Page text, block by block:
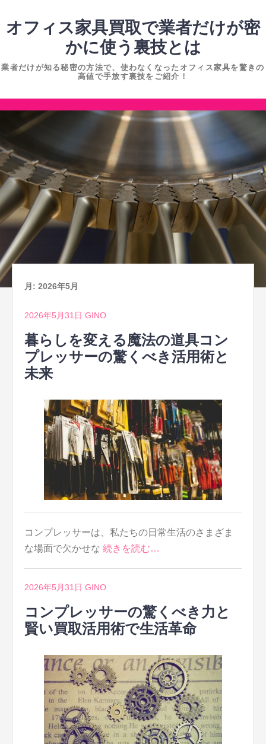
ン
ツ
プ
オフィス家具買取で業者だけが密
かに使う裏技とは
業者だけが知る秘密の方法で、使わなくなったオフィス家具を驚きの
高値で手放す裏技をご紹介！
コ
テ
ン
ツ
へ
ス
キ
ッ
プ
月: 2026年5月
2026年5月31日 GINO
暮らしを変える魔法の道具コン
プレッサーの驚くべき活用術と
未来
コンプレッサーは、私たちの日常生活のさまざま
な場面で欠かせな 続きを読む…
2026年5月31日 GINO
コンプレッサーの驚くべき力と
賢い買取活用術で生活革命